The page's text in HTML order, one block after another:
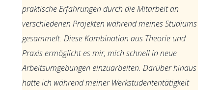
praktische Erfahrungen durch die Mitarbeit an
verschiedenen Projekten während meines Studiums
gesammelt. Diese Kombination aus Theorie und
Praxis ermöglicht es mir, mich schnell in neue
Arbeitsumgebungen einzuarbeiten. Darüber hinaus
hatte ich während meiner Werkstudententätigkeit